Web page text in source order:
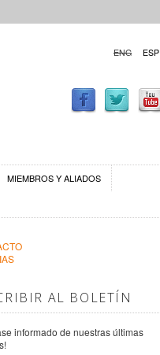
ENG ESP
MIEMBROS Y ALIADOS
AL BOLETÍN
informado de nuestras últimas